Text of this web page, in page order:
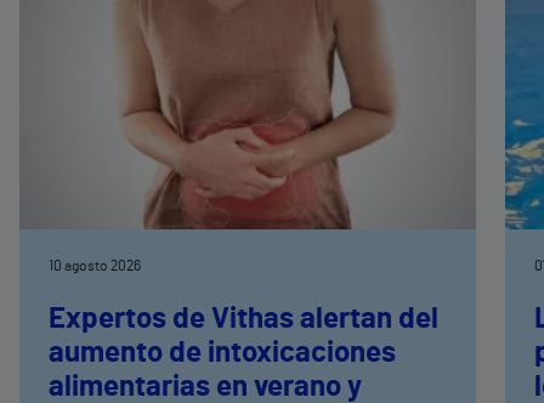
10 agosto 2026
Expertos de Vithas alertan del
aumento de intoxicaciones
alimentarias en verano y